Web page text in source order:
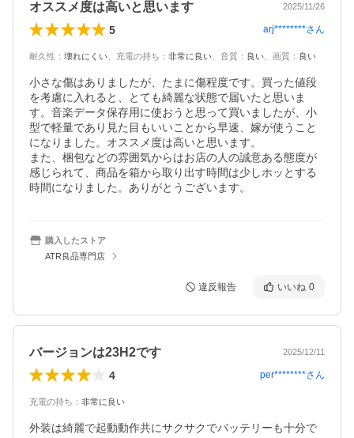
オススメ度は高いと思います 2025/11/26
5 arj********さん
耐久性 ： 壊れにくい 充電の持ち ： 非常に良い 音質 ： 良い 画質 ： 良い
小さな傷はありましたが、たまに傷程度です。買った値段
を考慮に入れると、とても綺麗な状態で届いたと思いま
す。音楽データ保存用に使おうと思って買いましたが、小
型で軽量であり見た目もいいことから早速、嫁が使うこと
になりました。オススメ度は高いと思います。
また、梱包などの雰囲気からはお店の人の誠意ある態度が
感じられて、商品を箱から取り出す時間は少しホッとする
時間になりました。ありがとうございます。
購入したストア
ATR良品専門店
違反報告 いいね 0
バージョンは23H2です 2025/12/11
4 per********さん
充電の持ち ： 非常に良い
外装は綺麗で起動動作共にサクサクでバッテリーも十分で